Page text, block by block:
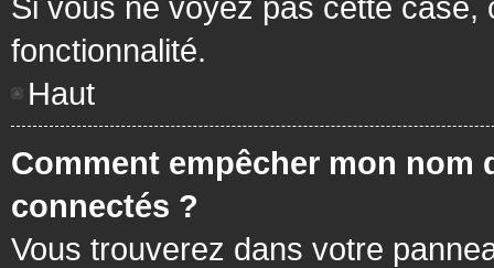
fonctionnalité.
Haut
Comment empêcher mon nom
connectés ?
Vous trouverez dans votre